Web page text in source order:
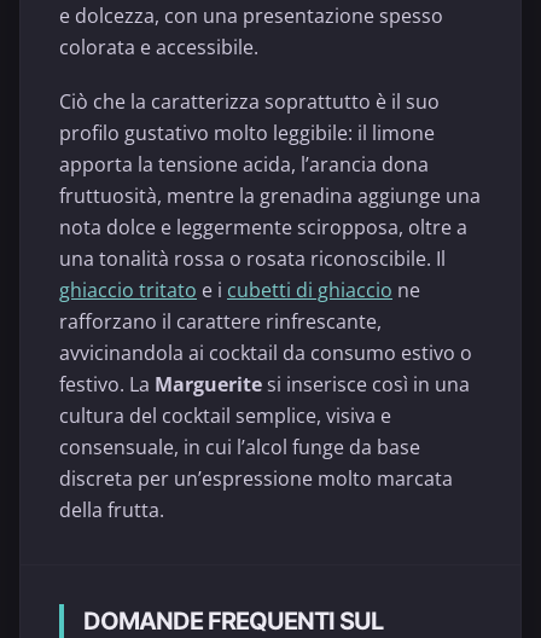
e dolcezza, con una presentazione spesso
colorata e accessibile.
Ciò che la caratterizza soprattutto è il suo
profilo gustativo molto leggibile: il limone
apporta la tensione acida, l’arancia dona
fruttuosità, mentre la grenadina aggiunge una
nota dolce e leggermente sciropposa, oltre a
una tonalità rossa o rosata riconoscibile. Il
ghiaccio tritato e i cubetti di ghiaccio ne
rafforzano il carattere rinfrescante,
avvicinandola ai cocktail da consumo estivo o
festivo. La Marguerite si inserisce così in una
cultura del cocktail semplice, visiva e
consensuale, in cui l’alcol funge da base
discreta per un’espressione molto marcata
della frutta.
DOMANDE FREQUENTI SUL